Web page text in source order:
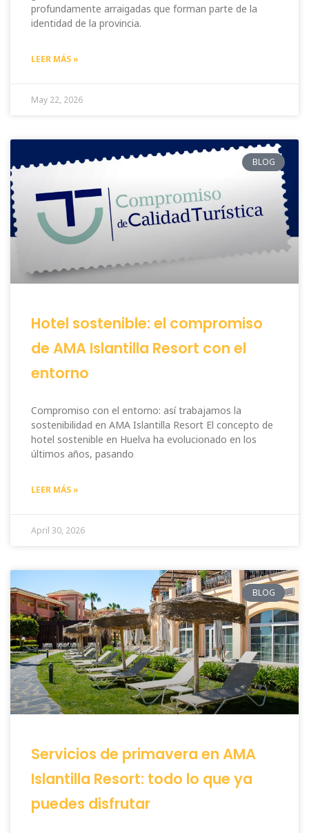
profundamente arraigadas que forman parte de la
identidad de la provincia.
LEER MÁS »
May 22, 2026
BLOG
Hotel sostenible: el compromiso
de AMA Islantilla Resort con el
entorno
Compromiso con el entorno: así trabajamos la
sostenibilidad en AMA Islantilla Resort El concepto de
hotel sostenible en Huelva ha evolucionado en los
últimos años, pasando
LEER MÁS »
April 30, 2026
BLOG
Servicios de primavera en AMA
Islantilla Resort: todo lo que ya
puedes disfrutar